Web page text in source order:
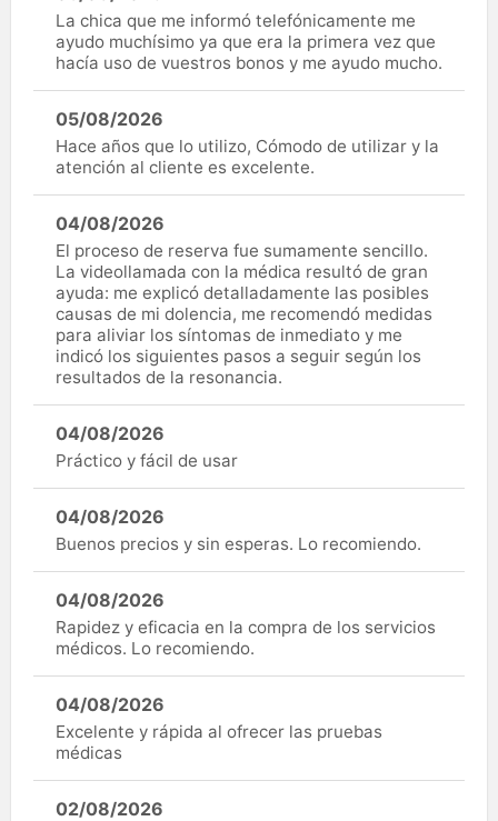
La chica que me informó telefónicamente me
ayudo muchísimo ya que era la primera vez que
hacía uso de vuestros bonos y me ayudo mucho.
05/08/2026
Hace años que lo utilizo, Cómodo de utilizar y la
atención al cliente es excelente.
04/08/2026
El proceso de reserva fue sumamente sencillo.
La videollamada con la médica resultó de gran
ayuda: me explicó detalladamente las posibles
causas de mi dolencia, me recomendó medidas
para aliviar los síntomas de inmediato y me
indicó los siguientes pasos a seguir según los
resultados de la resonancia.
04/08/2026
Práctico y fácil de usar
04/08/2026
Buenos precios y sin esperas. Lo recomiendo.
04/08/2026
Rapidez y eficacia en la compra de los servicios
médicos. Lo recomiendo.
04/08/2026
Excelente y rápida al ofrecer las pruebas
médicas
02/08/2026